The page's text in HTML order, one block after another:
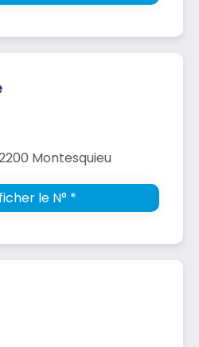
Montesquieu
le N° *